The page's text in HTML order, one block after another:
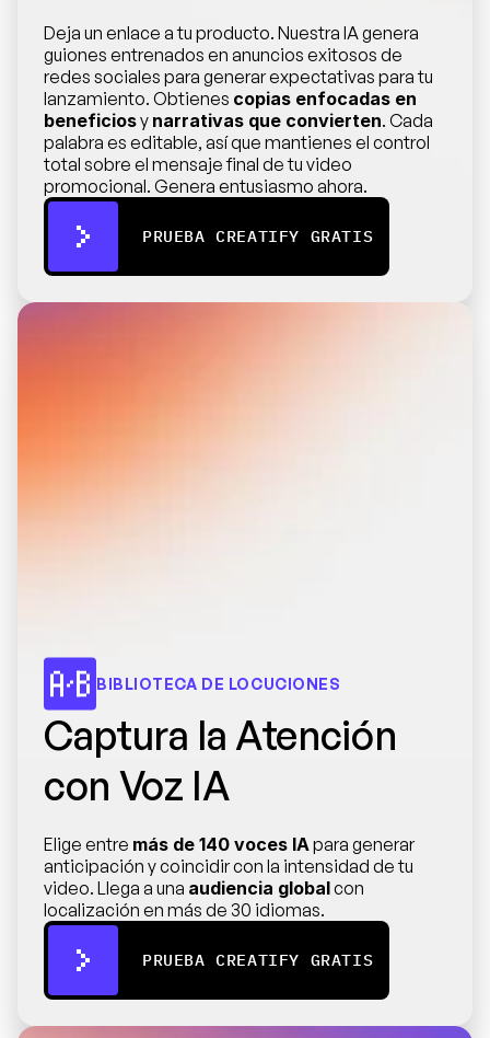
Deja un enlace a tu producto. Nuestra IA genera
guiones entrenados en anuncios exitosos de
redes sociales para generar expectativas para tu
lanzamiento. Obtienes copias enfocadas en
beneficios y narrativas que convierten. Cada
palabra es editable, así que mantienes el control
total sobre el mensaje final de tu video
promocional. Genera entusiasmo ahora.
PRUEBA CREATIFY GRATIS
BIBLIOTECA DE LOCUCIONES
Captura la Atención
con Voz IA
Elige entre más de 140 voces IA para generar
anticipación y coincidir con la intensidad de tu
video. Llega a una audiencia global con
localización en más de 30 idiomas.
PRUEBA CREATIFY GRATIS